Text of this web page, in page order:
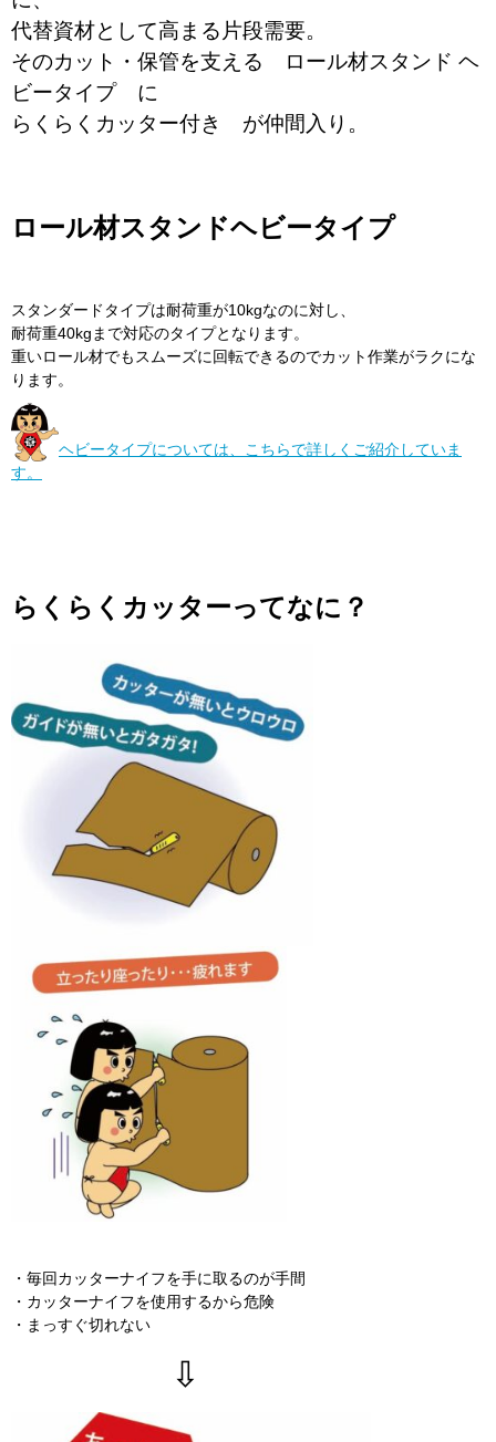
代替資材として高まる片段需要。
そのカット・保管を支える ロール材スタンド ヘ
ビータイプ に
らくらくカッター付き が仲間入り。
ロール材スタンドヘビータイプ
スタンダードタイプは耐荷重が10kgなのに対し、
耐荷重40kgまで対応のタイプとなります。
重いロール材でもスムーズに回転できるのでカット作業がラクにな
ります。
ヘビータイプについては、こちらで詳しくご紹介していま
す。
らくらくカッターってなに？
・毎回カッターナイフを手に取るのが手間
・カッターナイフを使用するから危険
・まっすぐ切れない
⇩